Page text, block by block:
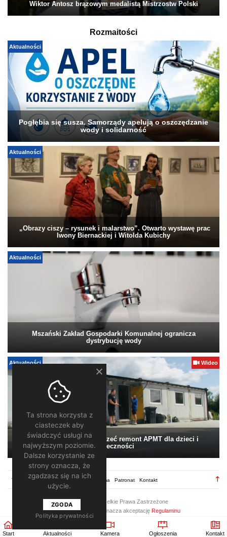
Start Aktualności Kamera Ogłoszenia Kontakt
Wiktor Antosz brązowym medalistą Mistrzostw Polski
Rozmaitości
Aktualności
Pogłębia się susza. Samorządy apelują o oszczędzanie
wody i solidarność
Aktualności
„Obrazy ciszy – rysunek i malarstwo”. Otwarto wystawę prac
Iwony Biernackiej i Witolda Kubichy
Aktualności
Mszański Zakład Gospodarki Komunalnej ogranicza
dystrybucję wody
Aktualności Wideo
Pomagamy. Warto wesprzeć remont APMT dla dzieci i
społeczności
Regulamin Redakcja Reklama Patronat Kontakt
2026 ©
/ Wszelkie Prawa Zastrzeżone
Korzystanie z portalu oznacza akceptację Regulaminu
Ta strona korzysta z
ciasteczek aby
świadczyć usługi na
najwyższym poziomie.
Dalsze korzystanie ze
strony oznacza, że
zgadzasz się na ich
użycie.
ZGODA
Polityka prywatności